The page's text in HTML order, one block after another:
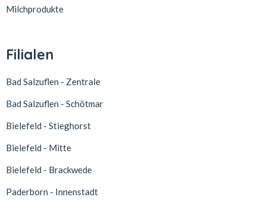
Milchprodukte
Filialen
Bad Salzuflen - Zentrale
Bad Salzuflen - Schötmar
Bielefeld - Stieghorst
Bielefeld - Mitte
Bielefeld - Brackwede
Paderborn - Innenstadt